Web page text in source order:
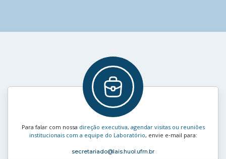
Para falar com nossa direção executiva, agendar visitas ou reuniões
institucionais com a equipe do Laboratório, envie e‑mail para:
secretariado@lais.huol.ufrn.br